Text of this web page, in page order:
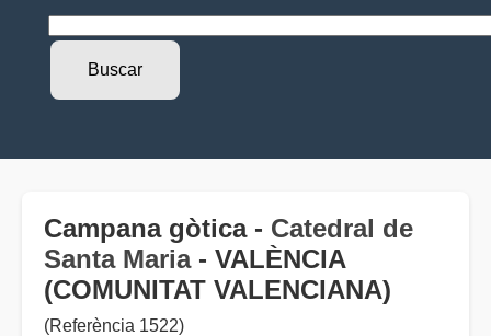
Campana gòtica - Catedral de
Santa Maria- VALÈNCIA
(COMUNITAT VALENCIANA)
(Referència 1522)